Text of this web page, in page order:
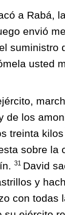
a Rabá,
envió
suministro
usted
de los
treinta kilos
sobre la
31 David
y
con todas